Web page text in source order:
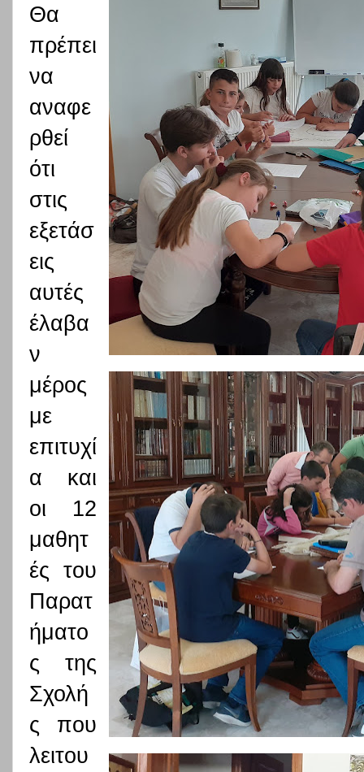
Θα
πρέπει
να
αναφε
ρθεί
ότι
στις
εξετάσ
εις
αυτές
έλαβα
ν
μέρος
με
επιτυχί
α και
οι 12
μαθητ
ές του
Παρατ
ήματο
ς της
Σχολή
ς που
λειτου